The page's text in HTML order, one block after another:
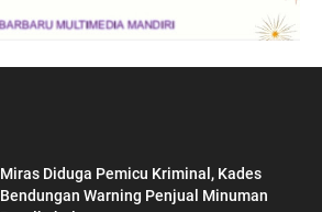
Miras Diduga Pemicu Kriminal, Kades
Bendungan Warning Penjual Minuman